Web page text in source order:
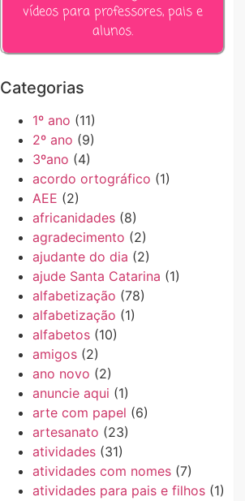
vídeos para professores, pais e
alunos.
Categorias
1º ano (11)
2º ano (9)
3ºano (4)
acordo ortográfico (1)
AEE (2)
africanidades(8)
agradecimento (2)
ajudante do dia (2)
ajude Santa Catarina (1)
alfabetização (78)
alfabetização (1)
alfabetos(10)
amigos(2)
ano novo (2)
anuncie aqui (1)
arte com papel (6)
artesanato (23)
atividades(31)
atividades com nomes(7)
atividades para pais e filhos(1)